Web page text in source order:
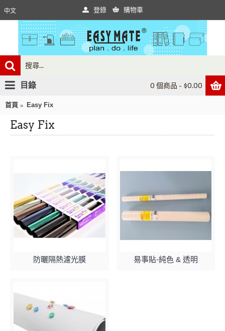
中文 登錄 購物車
0 個商品 - $0.00
目錄
首頁 Easy Fix
Easy Fix
防曬隔熱濾光膜 易事貼-純色 & 透明